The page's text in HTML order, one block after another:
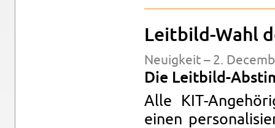
Leit­bild-Wahl
Neuigkeit – 2.
Die Leit­bild-
Alle KIT-
einen